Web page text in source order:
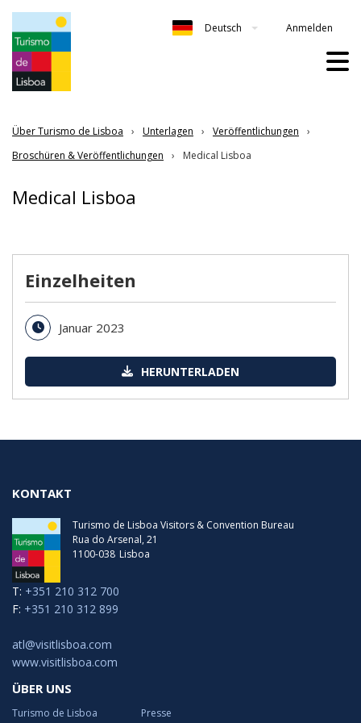
Deutsch Anmelden
Über Turismo de Lisboa Unterlagen
Veröffentlichungen
Broschüren & Veröffentlichungen
Medical Lisboa
Medical Lisboa
Einzelheiten
Januar 2023
HERUNTERLADEN
KONTAKT
Turismo de Lisboa Visitors & Convention Bureau
Rua do Arsenal, 21
1100-038 Lisboa
T: +351 210 312 700
F: +351 210 312 899
atl@visitlisboa.com
www.visitlisboa.com
ÜBER UNS
Turismo de Lisboa
Presse